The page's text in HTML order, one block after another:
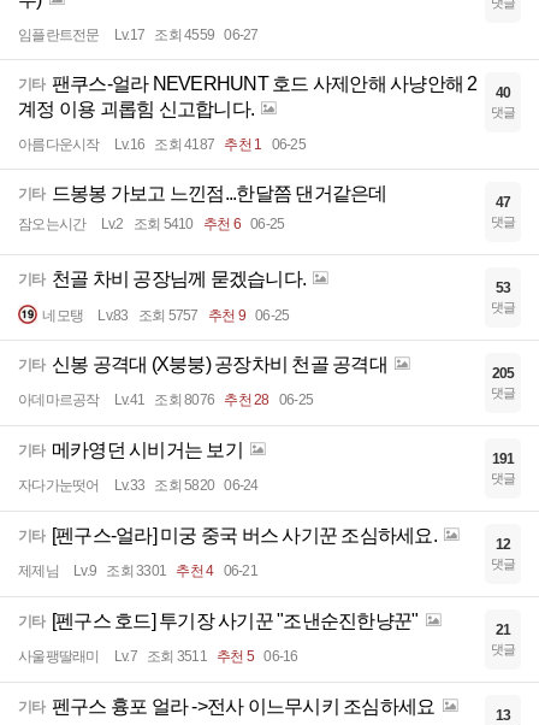
임플란트전문 Lv.17 조회 4559 06-27
기타 팬쿠스-얼라 NEVERHUNT 호드 사제안해 사냥안해 2
계정 이용 괴롭힘 신고합니다.
아름다운시작 Lv.16 조회 4187 추천 1 06-25
40
댓글
기타 드봉봉 가보고 느낀점...한달쯤 댄거같은데
잠오는시간 Lv.2 조회 5410 추천 6 06-25
47
댓글
기타 천골 차비 공장님께 묻겠습니다.
네모탱 Lv.83 조회 5757 추천 9 06-25
53
댓글
기타 신봉 공격대 (X붕붕) 공장차비 천골 공격대
아데마르공작 Lv.41 조회 8076 추천 28 06-25
205
댓글
기타 메카영던 시비거는 보기
자다가눈떳어 Lv.33 조회 5820 06-24
191
댓글
기타 [펜구스-얼라] 미궁 중국 버스 사기꾼 조심하세요.
제제님 Lv.9 조회 3301 추천 4 06-21
12
댓글
기타 [펜구스 호드] 투기장 사기꾼 "조낸순진한냥꾼"
사울팽딸래미 Lv.7 조회 3511 추천 5 06-16
21
댓글
기타 펜구스 흉포 얼라 ->전사 이느무시키 조심하세요 13